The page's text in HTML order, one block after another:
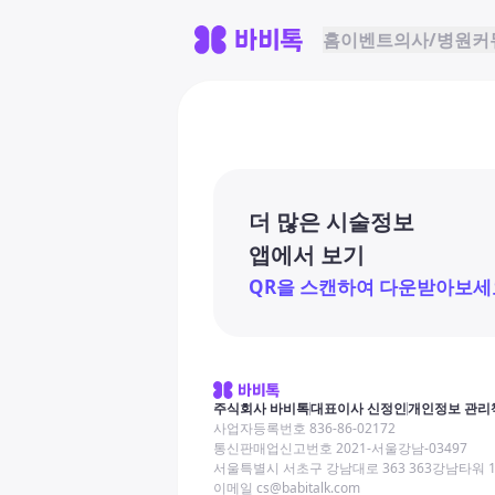
홈이벤트의사/병원커
더 많은 시술정보
앱에서 보기
QR을 스캔하여 다운받아보세
주식회사 바비톡대표이사 신정인개인정보 관리
사업자등록번호 836-86-02172
통신판매업신고번호 2021-서울강남-03497
서울특별시 서초구 강남대로 363 363강남타워
이메일 cs@babitalk.com